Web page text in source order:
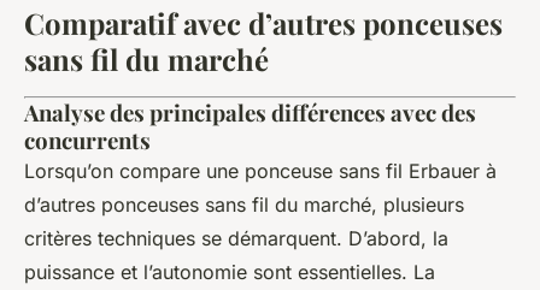
Comparatif avec d’autres ponceuses
sans fil du marché
Analyse des principales différences avec des
concurrents
Lorsqu’on compare une ponceuse sans fil Erbauer à
d’autres ponceuses sans fil du marché, plusieurs
critères techniques se démarquent. D’abord, la
puissance et l’autonomie sont essentielles. La